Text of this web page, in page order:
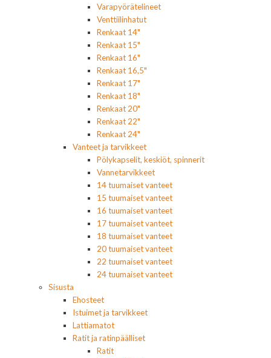
Varapyörätelineet
Venttiilinhatut
Renkaat 14"
Renkaat 15"
Renkaat 16"
Renkaat 16,5"
Renkaat 17"
Renkaat 18"
Renkaat 20"
Renkaat 22"
Renkaat 24"
Vanteet ja tarvikkeet
Pölykapselit, keskiöt, spinnerit
Vannetarvikkeet
14 tuumaiset vanteet
15 tuumaiset vanteet
16 tuumaiset vanteet
17 tuumaiset vanteet
18 tuumaiset vanteet
20 tuumaiset vanteet
22 tuumaiset vanteet
24 tuumaiset vanteet
Sisusta
Ehosteet
Istuimet ja tarvikkeet
Lattiamatot
Ratit ja ratinpäälliset
Ratit